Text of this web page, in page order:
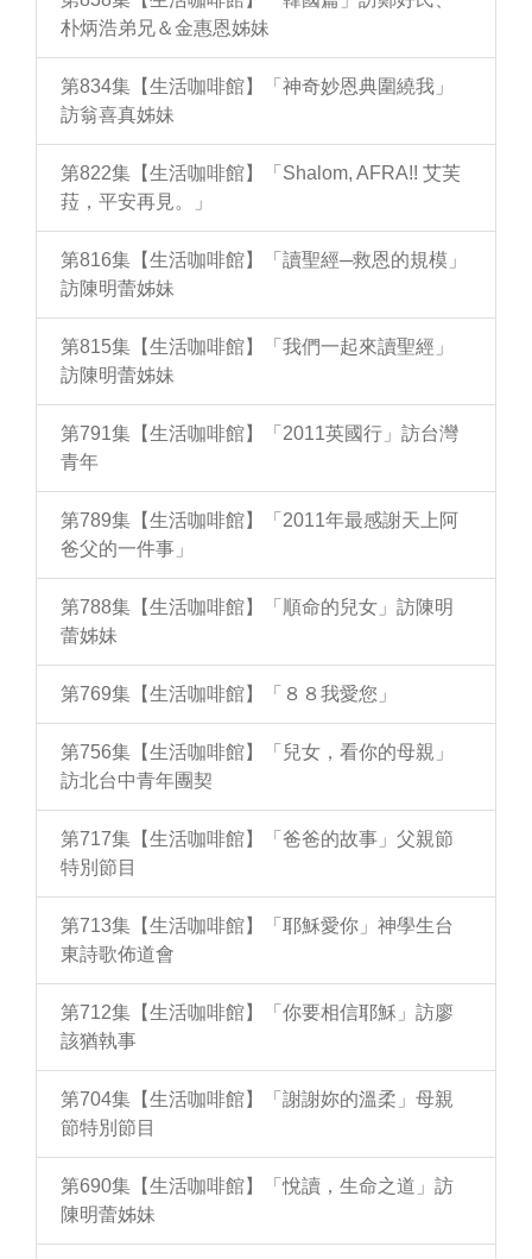
朴炳浩弟兄＆金惠恩姊妹
第834集【生活咖啡館】「神奇妙恩典圍繞我」
訪翁喜真姊妹
第822集【生活咖啡館】「Shalom, AFRA!! 艾芙
菈，平安再見。」
第816集【生活咖啡館】「讀聖經─救恩的規模」
訪陳明蕾姊妹
第815集【生活咖啡館】「我們一起來讀聖經」
訪陳明蕾姊妹
第791集【生活咖啡館】「2011英國行」訪台灣
青年
第789集【生活咖啡館】「2011年最感謝天上阿
爸父的一件事」
第788集【生活咖啡館】「順命的兒女」訪陳明
蕾姊妹
第769集【生活咖啡館】「８８我愛您」
第756集【生活咖啡館】「兒女，看你的母親」
訪北台中青年團契
第717集【生活咖啡館】「爸爸的故事」父親節
特別節目
第713集【生活咖啡館】「耶穌愛你」神學生台
東詩歌佈道會
第712集【生活咖啡館】「你要相信耶穌」訪廖
該猶執事
第704集【生活咖啡館】「謝謝妳的溫柔」母親
節特別節目
第690集【生活咖啡館】「悅讀，生命之道」訪
陳明蕾姊妹